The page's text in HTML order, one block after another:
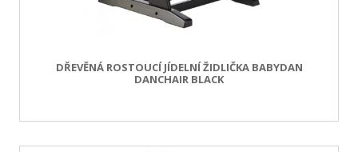
DŘEVĚNÁ ROSTOUCÍ JÍDELNÍ ŽIDLIČKA BABYDAN
DANCHAIR BLACK